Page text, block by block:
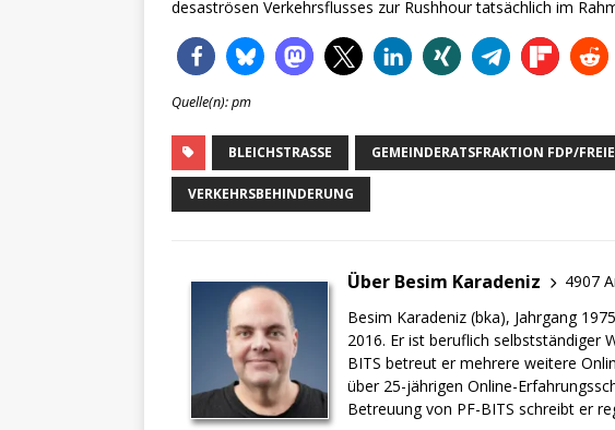
desaströsen Verkehrsflusses zur Rushhour tatsächlich im
Quelle(n): pm
BLEICHSTRASSE GEMEINDERATSFRAKTION FDP/
VERKEHRSBEHINDERUNG
Über Besim Karadeniz
4907
Besim Karadeniz (bka), Jahrgang
2016. Er ist beruflich selbstständiger
BITS betreut er mehrere weitere
über 25-jährigen Online-
Betreuung von PF-BITS schreibt er